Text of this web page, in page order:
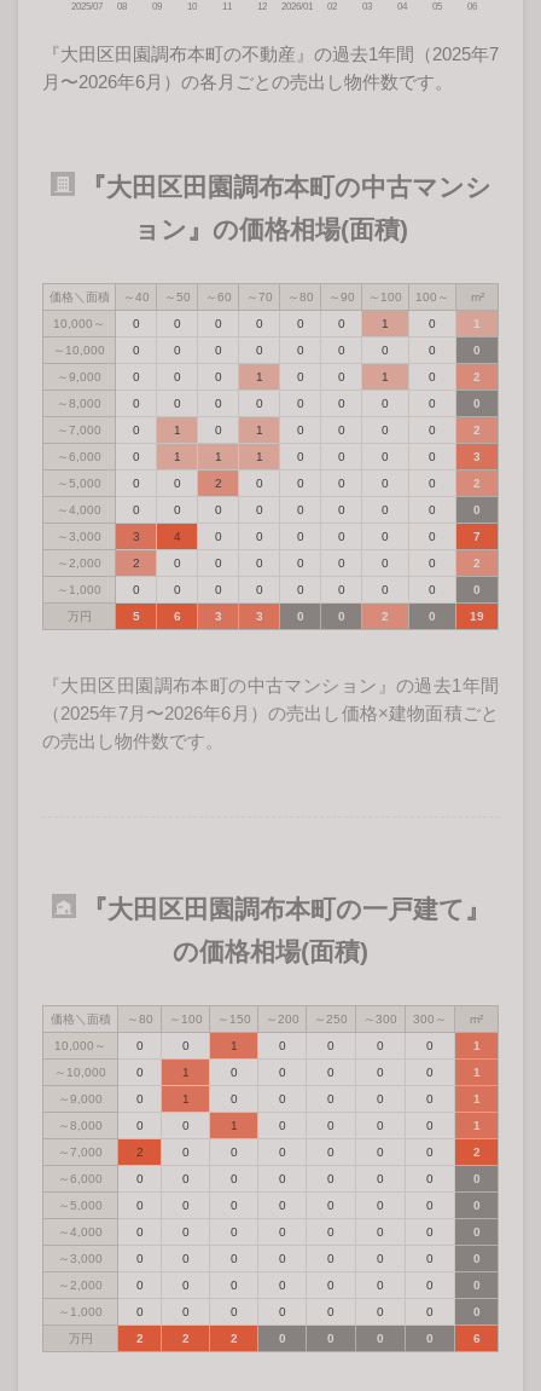
『大田区田園調布本町の不動産』の過去1年間（2025年7
月〜2026年6月）の各月ごとの売出し物件数です。
『大田区田園調布本町の中古マンシ
ョン』の価格相場(面積)
価格＼面積 ～40 ～50 ～60 ～70 ～80 ～90 ～100 100～
m²
10,000～
0 0 0 0 0 0 1 0
1
～10,000
0 0 0 0 0 0 0 0
0
～9,000
0 0 0 1 0 0 1 0
2
～8,000
0 0 0 0 0 0 0 0
0
～7,000
0 1 0 1 0 0 0 0
2
～6,000
0 1 1 1 0 0 0 0
3
～5,000
0 0 2 0 0 0 0 0
2
～4,000
0 0 0 0 0 0 0 0
0
～3,000
3 4 0 0 0 0 0 0
7
～2,000
2 0 0 0 0 0 0 0
2
～1,000
0 0 0 0 0 0 0 0
0
万円
5 6 3 3 0 0 2 0 19
『大田区田園調布本町の中古マンション』の過去1年間
（2025年7月〜2026年6月）の売出し価格×建物面積ごと
の売出し物件数です。
『大田区田園調布本町の一戸建て』
の価格相場(面積)
価格＼面積 ～80 ～100 ～150 ～200 ～250 ～300 300～
m²
10,000～
0 0 1 0 0 0 0
1
～10,000
0 1 0 0 0 0 0
1
～9,000
0 1 0 0 0 0 0
1
～8,000
0 0 1 0 0 0 0
1
～7,000
2 0 0 0 0 0 0
2
～6,000
0 0 0 0 0 0 0
0
～5,000
0 0 0 0 0 0 0
0
～4,000
0 0 0 0 0 0 0
0
～3,000
0 0 0 0 0 0 0
0
～2,000
0 0 0 0 0 0 0
0
～1,000
0 0 0 0 0 0 0
0
万円
2 2 2 0 0 0 0 6